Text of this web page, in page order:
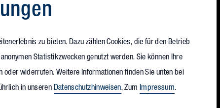
zu bieten. Dazu zählen Cookies, die für den Betrieb
Statistikzwecken genutzt werden. Sie können Ihre
widerrufen. Weitere Informationen finden Sie unten bei
in unseren Datenschutzhinweisen. Zum Impressum.